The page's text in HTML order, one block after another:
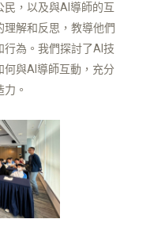
，以及與AI導師的互
解和反思，教導他們
為。我們探討了AI技
與AI導師互動，充分
。